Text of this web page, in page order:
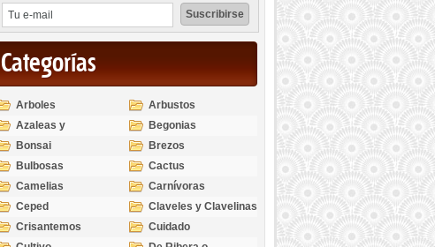
Categorías
Arboles
Arbustos
Azaleas y
Rododendros
Begonias
Bonsai
Brezos
Bulbosas
Cactus
Camelias
Carnívoras
Ceped
Claveles y Clavelinas
Crisantemos
Cuidado